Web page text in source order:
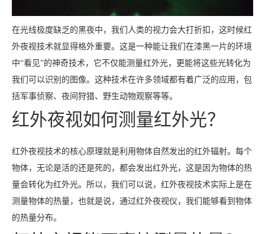
在光线极度缺乏的黑夜中，我们人类的视力会大打折扣，这时候红
外夜视技术就显得格外重要。这是一种能让我们在漆黑一片的环境
中“看见”的神奇技术，它不仅能测量红外光，更能将这些光转化为
我们可以识别的图像。这种技术在许多领域都有着广泛的应用，包
括军事侦察、夜间狩猎、野生动物观察等等。
红外夜视如何测量红外光？
红外夜视技术的核心原理就是利用物体自然发出的红外辐射。每个
物体，无论是活的还是死的，都会发出红外光，这是因为物体的热
量会转化为红外光。所以，我们可以说，红外夜视技术实际上是在
测量物体的热量，也就是说，通过红外夜视仪，我们能够看到物体
的热量分布。